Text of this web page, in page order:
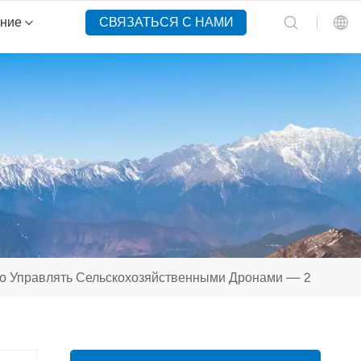
СВЯЗАТЬСЯ С НАМИ
Русский
Português(Portugal)
Português(Brasil)
Türkçe
Управлять Сельскохозяйственными Дронами — 2